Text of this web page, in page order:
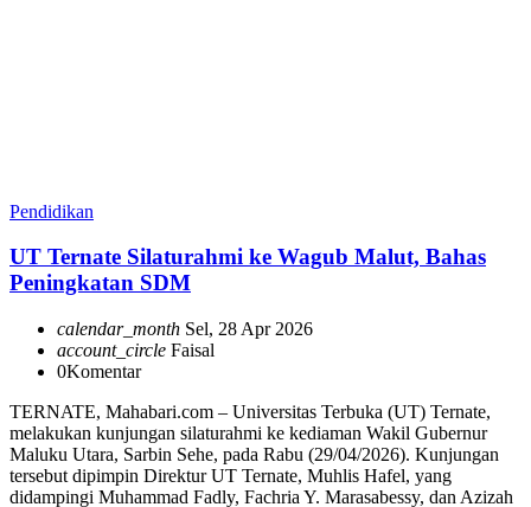
Pendidikan
UT Ternate Silaturahmi ke Wagub Malut, Bahas
Peningkatan SDM
calendar_month Sel, 28 Apr 2026
account_circle Faisal
0Komentar
TERNATE, Mahabari.com – Universitas Terbuka (UT) Ternate,
melakukan kunjungan silaturahmi ke kediaman Wakil Gubernur
Maluku Utara, Sarbin Sehe, pada Rabu (29/04/2026). Kunjungan
tersebut dipimpin Direktur UT Ternate, Muhlis Hafel, yang
didampingi Muhammad Fadly, Fachria Y. Marasabessy, dan Azizah